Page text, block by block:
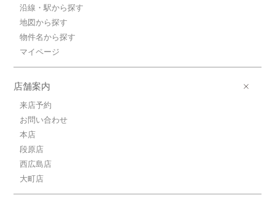
3.6万円ＪＲ山陽本線/向洋
沿線・駅から探す
地図から探す
物件名から探す
マイページ
店舗案内
来店予約
お問い合わせ
本店
段原店
西広島店
大町店